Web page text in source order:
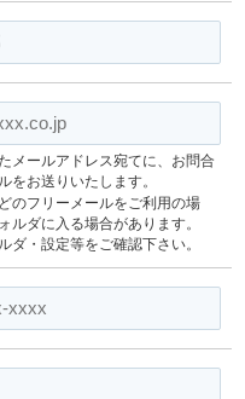
メールアドレス宛てに、お問合
をお送りいたします。
のフリーメールをご利用の場
ルダに入る場合があります。
ダ・設定等をご確認下さい。